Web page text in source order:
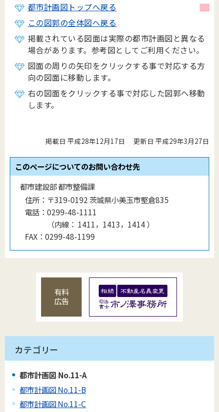
都市計画図トップへ戻る
この図郭の全体図へ戻る
掲載されている図面は実際の都市計画図と異なる
場合があります。参考図としてご利用ください。
図面の周りの矢印をクリックする事で対応する方
向の図面に移動します。
右の図面をクリックする事で対応した図郭へ移動
します。
掲載日 平成28年12月17日 更新日 平成29年3月27日
このページについてのお問い合わせ先
都市建設部 都市整備課
住所： 〒319-0192 茨城県小美玉市堅倉835
電話： 0299-48-1111
（内線 ： 1411，1413，1414）
FAX： 0299-48-1199
有料
広告
カテゴリー
都市計画図 No.11-A
都市計画図 No.11-B
都市計画図 No.11-C